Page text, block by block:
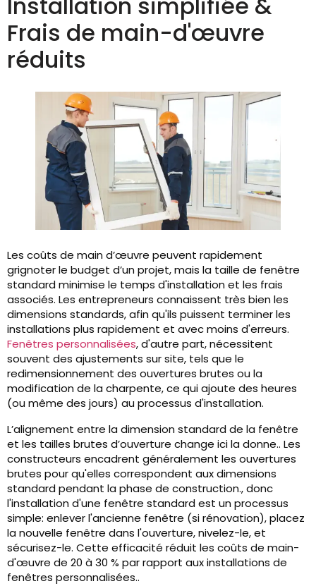
Frais de main-d'œuvre
réduits
Les coûts de main d’œuvre peuvent rapidement
grignoter le budget d’un projet, mais la taille de fenêtre
standard minimise le temps d'installation et les frais
associés. Les entrepreneurs connaissent très bien les
dimensions standards, afin qu'ils puissent terminer les
installations plus rapidement et avec moins d'erreurs.
Fenêtres personnalisées, d'autre part, nécessitent
souvent des ajustements sur site, tels que le
redimensionnement des ouvertures brutes ou la
modification de la charpente, ce qui ajoute des heures
(ou même des jours) au processus d'installation.
L’alignement entre la dimension standard de la fenêtre
et les tailles brutes d’ouverture change ici la donne.. Les
constructeurs encadrent généralement les ouvertures
brutes pour qu'elles correspondent aux dimensions
standard pendant la phase de construction., donc
l'installation d'une fenêtre standard est un processus
simple: enlever l'ancienne fenêtre (si rénovation), placez
la nouvelle fenêtre dans l'ouverture, nivelez-le, et
sécurisez-le. Cette efficacité réduit les coûts de main-
d'œuvre de 20 à 30 % par rapport aux installations de
fenêtres personnalisées..